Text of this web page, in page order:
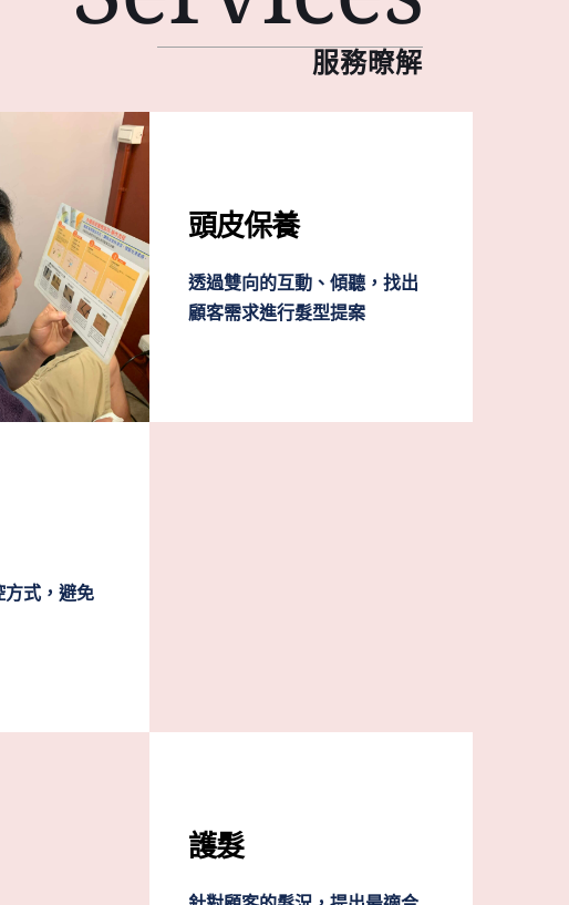
服務暸解
頭皮保養
透過雙向的互動、傾聽，找出
顧客需求進行髮型提案
式，避免
護髮